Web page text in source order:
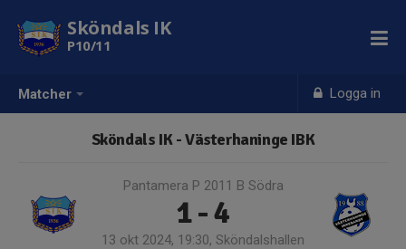
Matcher Logga in
Sköndals IK
P10/11
Sköndals IK - Västerhaninge IBK
Pantamera P 2011 B Södra
1 - 4
13 okt 2024, 19:30, Sköndalshallen